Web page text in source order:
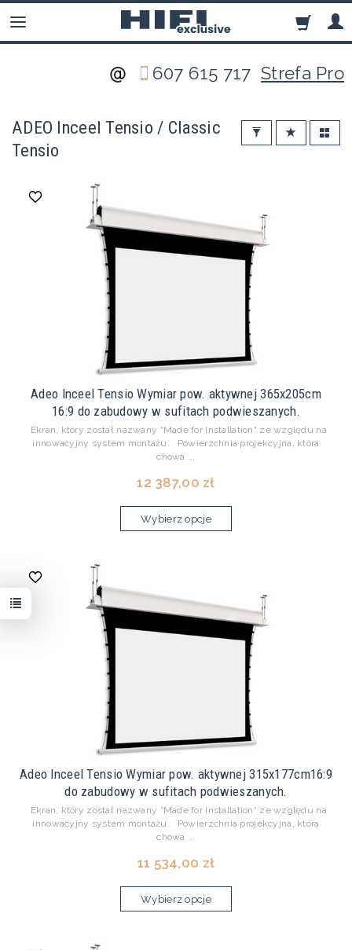
607 615 717Strefa Pro
ADEO Inceel Tensio / Classic
Tensio
Adeo Inceel Tensio Wymiar pow. aktywnej 365x205cm
16:9 do zabudowy w sufitach podwieszanych.
Ekran, który został nazwany “Made for Installation“ ze względu na
innowacyjny system montażu. Powierzchnia projekcyjna, która
chowa ...
12 387,00 zł
Wybierz opcje
Adeo Inceel Tensio Wymiar pow. aktywnej 315x177cm16:9
do zabudowy w sufitach podwieszanych.
Ekran, który został nazwany “Made for Installation“ ze względu na
innowacyjny system montażu. Powierzchnia projekcyjna, która
chowa ...
11 534,00 zł
Wybierz opcje